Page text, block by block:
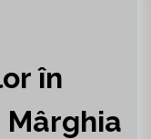
în